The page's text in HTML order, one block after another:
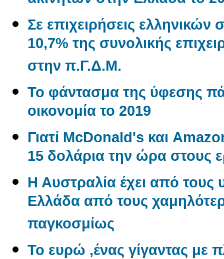
Σε επιχειρήσεις
10,7% της συνολικής
στην π.Γ.Δ.Μ.
Το φάντασμα της ύφεσης
οικονομία το 2019
Γιατί McDonald's και
15 δολάρια την ώρα στους
Η Αυστραλία έχει από τους
Ελλάδα από τους
παγκοσμίως
Το ευρώ ,ένας γίγαντας με